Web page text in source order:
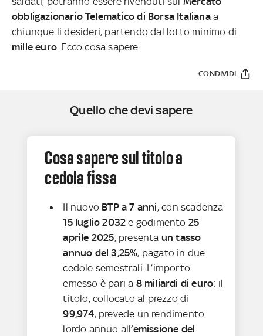
obbligazionario Telematico di Borsa Italianaa
chiunque li desideri, partendo dal lotto minimo di
mille euro . Ecco cosa sapere
CONDIVIDI
Quello che devi sapere
Cosa sapere sul titolo a
cedola fissa
Il nuovo BTP a 7 anni, con scadenza
15 luglio 2032 e godimento 25
aprile 2025, presenta un tasso
annuo del 3,25%, pagato in due
cedole semestrali. L’importo
emesso è pari a 8 miliardi di euro: il
titolo, collocato al prezzo di
99,974, prevede un rendimento
lordo annuo all’emissione del